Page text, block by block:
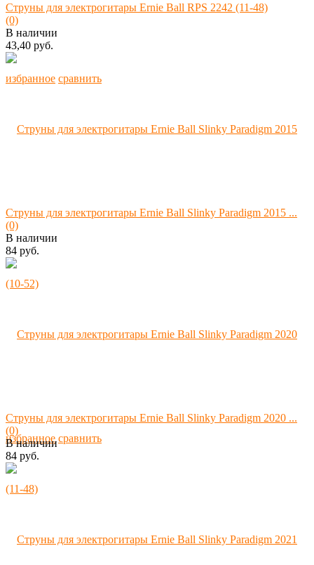
избранное сравнить
Струны для электрогитары Ernie Ball RPS 2242 (11-48)
(0)
В наличии
43,40 руб.
избранное сравнить
Струны для электрогитары Ernie Ball Slinky Paradigm 2015 ...
(0)
В наличии
84 руб.
Струны для электрогитары Ernie Ball Slinky Paradigm 2020 ...
(0)
В наличии
84 руб.